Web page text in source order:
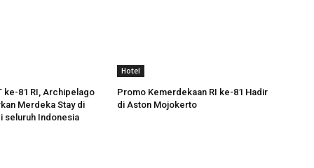
ke-81 RI, Archipelago
Merdeka Stay di
seluruh Indonesia
Hotel
Promo Kemerdekaan RI ke-81 Hadir
di Aston Mojokerto